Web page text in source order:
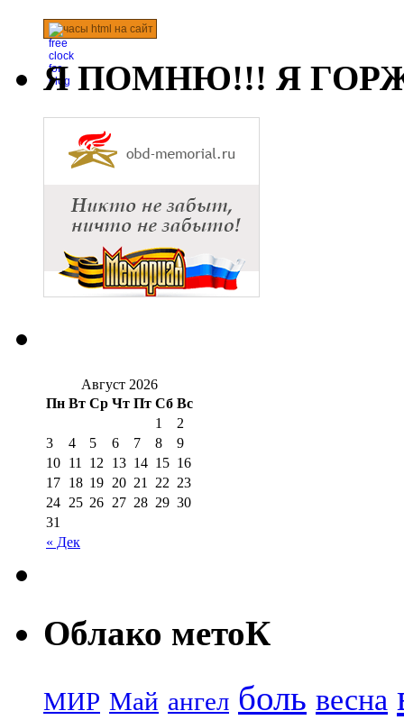
часы html на сайт
Я ПОМНЮ!!! Я
Август 2026
Пн Вт Ср Чт Пт Сб Вс
« Дек
1
2
3
4 5 6 7 8
9
10 11 12 13 14 15 16
17 18 19 20 21 22 23
24 25 26 27 28 29 30
31
Облако метоК
МИР Май ангел боль весна